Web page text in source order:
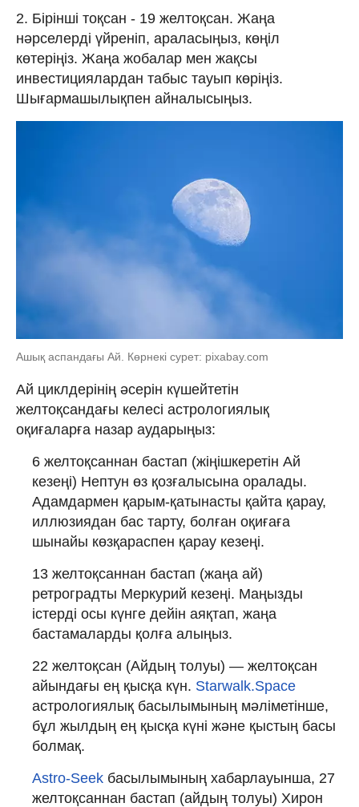
2. Бірінші тоқсан - 19 желтоқсан. Жаңа
нәрселерді үйреніп, араласыңыз, көңіл
көтеріңіз. Жаңа жобалар мен жақсы
инвестициялардан табыс тауып көріңіз.
Шығармашылықпен айналысыңыз.
Ашық аспандағы Ай. Көрнекі сурет: pixabay.com
Ай циклдерінің әсерін күшейтетін
желтоқсандағы келесі астрологиялық
оқиғаларға назар аударыңыз:
6 желтоқсаннан бастап (жіңішкеретін Ай
кезеңі) Нептун өз қозғалысына оралады.
Адамдармен қарым-қатынасты қайта қарау,
иллюзиядан бас тарту, болған оқиғаға
шынайы көзқараспен қарау кезеңі.
13 желтоқсаннан бастап (жаңа ай)
ретроградты Меркурий кезеңі. Маңызды
істерді осы күнге дейін аяқтап, жаңа
бастамаларды қолға алыңыз.
22 желтоқсан (Айдың толуы) — желтоқсан
айындағы ең қысқа күн. Starwalk.Space
астрологиялық басылымының мәліметінше,
бұл жылдың ең қысқа күні және қыстың басы
болмақ.
Astro-Seek басылымының хабарлауынша, 27
желтоқсаннан бастап (айдың толуы) Хирон